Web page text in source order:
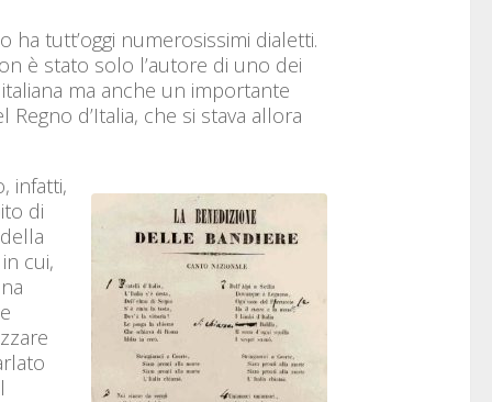
su/giù
per
aumentare
o
ha tutt’oggi numerosissimi dialetti.
è stato solo l’autore di uno dei
ma anche un importante
d’Italia, che si stava allora
infatti,
di
cui,